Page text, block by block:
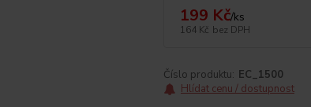
199 Kč/ks
164 Kč bez DPH
Číslo produktu: EC_1500
Hlídat cenu / dostupnost